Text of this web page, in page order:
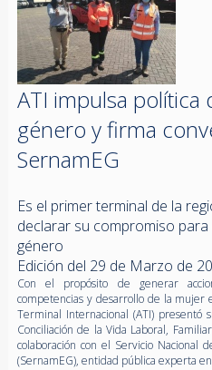
ATI impulsa
género y firma
SernamEG
Es el primer terminal de la
declarar su compromiso
género
Edición del 29 de Marzo de
Con el propósito de generar
competencias y desarrollo de la mujer
Terminal Internacional (ATI) presentó
Conciliación de la Vida Laboral,
colaboración con el Servicio
(SernamEG), entidad pública experta